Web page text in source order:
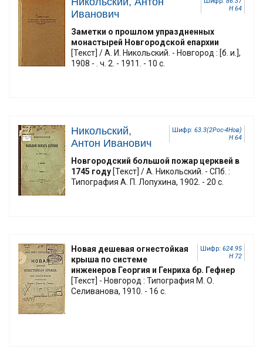
Н 64
Иванович
Заметки о прошлом упраздненных
монастырей Новгородской епархии
[Текст] / А. И. Никольский. - Новгород : [б. и.],
1908 - . ч. 2. - 1911. - 10 с.
Шифр: 63.3(2Рос-4Нов)
Н 64
Никольский,
Антон Иванович
Новгородский большой пожар церквей в
1745 году [Текст] / А. Никольский. - СПб. :
Типография А. П. Лопухина, 1902. - 20 с.
Шифр: 624.95
Н 72
Новая дешевая огнестойкая
крыша по системе
инженеров Георгия и Генриха бр. Гефнер
[Текст] - Новгород : Типография М. О.
Селиванова, 1910. - 16 с.